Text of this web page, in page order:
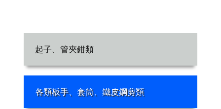
起子、管夾鉗類
各類板手、套筒、鐵皮鋼剪類